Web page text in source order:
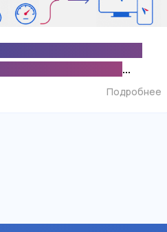
для экономичногоПодробнее